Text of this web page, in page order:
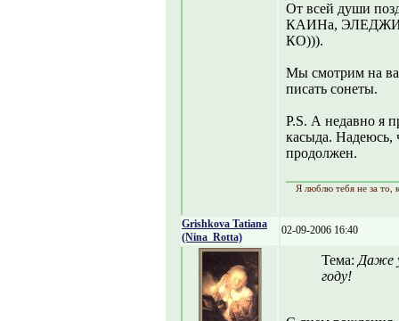
От всей души
КАИНа,
КО))).
Мы смотрим на
писать сонеты.
P.S. А недавно я
касыда. Надеюсь,
продолжен.
Я люблю тебя не за то,
Grishkova Tatiana
(Nina_Rotta)
02-09-2006 16:40
Тема: Даже
году!